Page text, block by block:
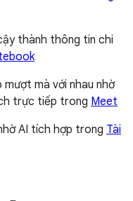
thành thông tin chi
mà với nhau nhờ
trực tiếp trong Meet
AI tích hợp trong Tài